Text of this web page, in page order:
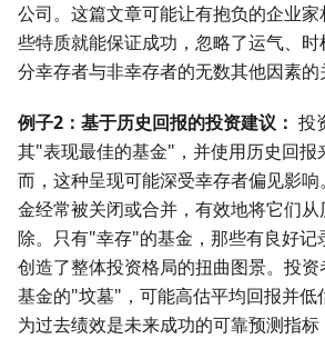
公司。这篇文章可能让有抱负的企业
些特质就能保证成功，忽略了运气、
分幸存者与非幸存者的无数其他因素的
例子2：基于历史回报的投资建议： 投
其"表现最佳的基金"，并使用历史回报
而，这种呈现可能深受幸存者偏见影
金经常被关闭或合并，有效地将它们
除。只有"幸存"的基金，那些有良好记
创造了整体投资格局的扭曲图景。投
基金的"坟墓"，可能高估平均回报并低
为过去绩效是未来成功的可靠预测指